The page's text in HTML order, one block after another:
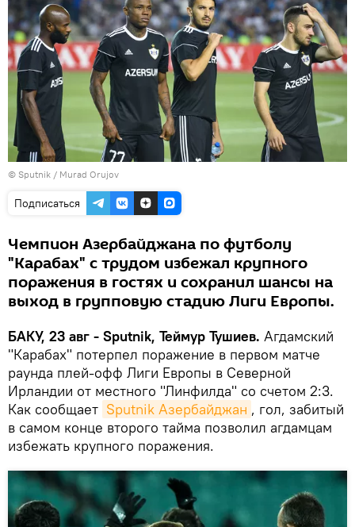
© Sputnik / Murad Orujov
Подписаться
Чемпион Азербайджана по футболу
"Карабах" с трудом избежал крупного
поражения в гостях и сохранил шансы на
выход в групповую стадию Лиги Европы.
БАКУ, 23 авг - Sputnik, Теймур Тушиев. Агдамский
"Карабах" потерпел поражение в первом матче
раунда плей-офф Лиги Европы в Северной
Ирландии от местного "Линфилда" со счетом 2:3.
Как сообщает Sputnik Азербайджан , гол, забитый
в самом конце второго тайма позволил агдамцам
избежать крупного поражения.